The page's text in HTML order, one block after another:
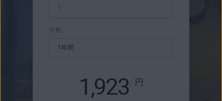
年数
1,923 円